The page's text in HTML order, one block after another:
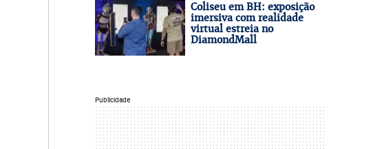
Coliseu em BH: exposição
imersiva com realidade
virtual estreia no
DiamondMall
Publicidade